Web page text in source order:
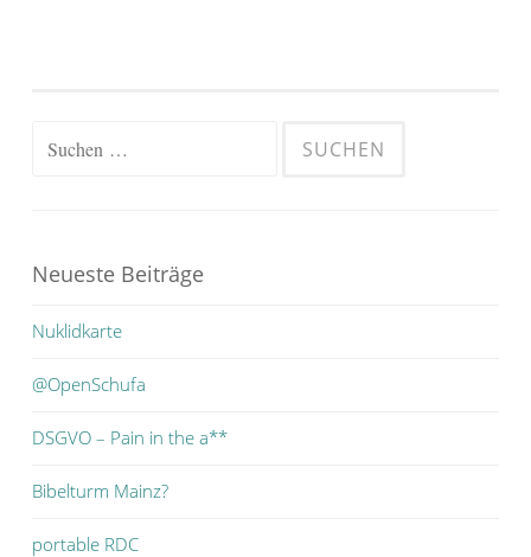
Suchen
Neueste Beiträge
Nuklidkarte
@OpenSchufa
DSGVO – Pain in the a**
Bibelturm Mainz?
portable RDC